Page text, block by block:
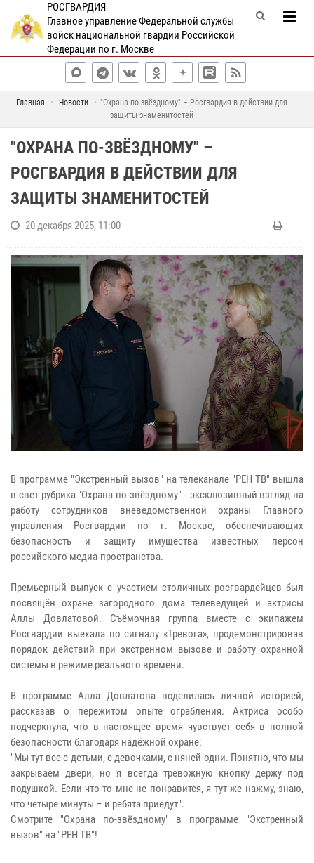
РОСГВАРДИЯ
Главное управление Федеральной службы
войск национальной гвардии Российской
Федерации по г. Москве
Главная Новости
"Охрана по-звёздному" – Росгвардия в действии для
защиты знаменитостей
"ОХРАНА ПО-ЗВЁЗДНОМУ" –
РОСГВАРДИЯ В ДЕЙСТВИИ ДЛЯ
ЗАЩИТЫ ЗНАМЕНИТОСТЕЙ
20 декабря 2025, 11:00
В программе "Экстренный вызов" на телеканале "РЕН ТВ" вышла
в свет рубрика "Охрана по-звёздному" - эксклюзивный взгляд на
работу сотрудников вневедомственной охраны Главного
управления Росгвардии по г. Москве, обеспечивающих
безопасность и защиту имущества известных персон
российского медиа-пространства.
Премьерный выпуск с участием столичных росгвардейцев был
посвящён охране загородного дома телеведущей и актрисы
Аллы Довлатовой. Съёмочная группа вместе с экипажем
Росгвардии выехала по сигналу «Тревога», продемонстрировав
порядок действий при экстренном вызове и работу охранной
системы в режиме реального времени.
В программе Алла Довлатова поделилась личной историей,
рассказав о пережитом опыте ограбления. Актриса особо
подчеркнула, что в настоящее время чувствует себя в полной
безопасности благодаря надёжной охране:
"Мы тут все с детьми, с девочками, с няней одни. Понятно, что мы
закрываем двери, но я всегда тревожную кнопку держу под
подушкой. Если что-то мне не понравится, я тут же нажму, знаю,
что четыре минуты – и ребята приедут".
Смотрите "Охрана по-звёздному" в программе "Экстренный
вызов" на "РЕН ТВ"!